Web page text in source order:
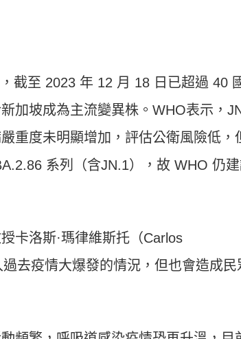
截至 2023 年 12 月 18 日已超過 40
加坡成為主流變異株。WHO表示，
重度未明顯增加，評估公衛風險低，
系列（含JN.1），故 WHO 仍
卡洛斯·瑪律維斯托（Carlos
去疫情大爆發的情況，但也會造成民